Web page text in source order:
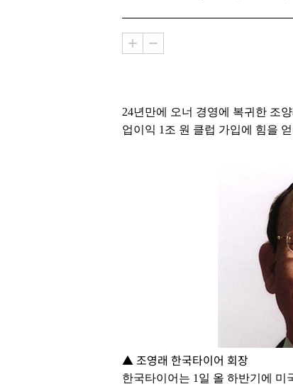
24년만에 오너 경영에 복귀한 조
업이익 1조 원 클럽 가입에 힘을
▲ 조영래 한국타이어 회장
한국타이어는 1일 올 하반기에 미